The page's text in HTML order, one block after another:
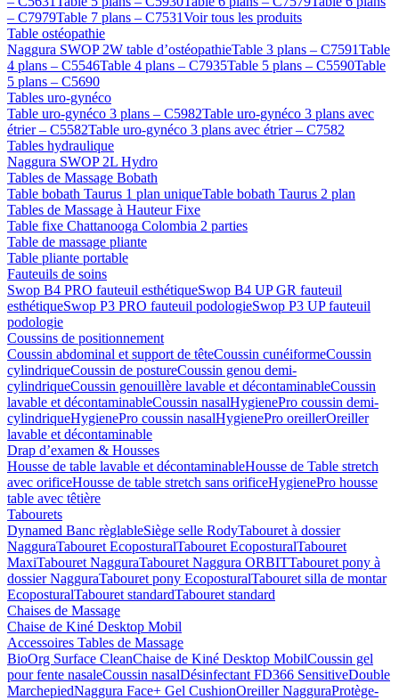
– C7979Table 7 plans – C7531Voir tous les produits
Table ostéopathie
Naggura SWOP 2W table d’ostéopathieTable 3 plans – C7591Table
4 plans – C5546Table 4 plans – C7935Table 5 plans – C5590Table
5 plans – C5690
Tables uro-gynéco
Table uro-gynéco 3 plans – C5982Table uro-gynéco 3 plans avec
étrier – C5582Table uro-gynéco 3 plans avec étrier – C7582
Tables hydraulique
Naggura SWOP 2L Hydro
Tables de Massage Bobath
Table bobath Taurus 1 plan uniqueTable bobath Taurus 2 plan
Tables de Massage à Hauteur Fixe
Table fixe Chattanooga Colombia 2 parties
Table de massage pliante
Table pliante portable
Fauteuils de soins
Swop B4 PRO fauteuil esthétiqueSwop B4 UP GR fauteuil
esthétiqueSwop P3 PRO fauteuil podologieSwop P3 UP fauteuil
podologie
Coussins de positionnement
Coussin abdominal et support de têteCoussin cunéiformeCoussin
cylindriqueCoussin de postureCoussin genou demi-
cylindriqueCoussin genouillère lavable et décontaminableCoussin
lavable et décontaminableCoussin nasalHygienePro coussin demi-
cylindriqueHygienePro coussin nasalHygienePro oreillerOreiller
lavable et décontaminable
Drap d’examen & Housses
Housse de table lavable et décontaminableHousse de Table stretch
avec orificeHousse de table stretch sans orificeHygienePro housse
table avec têtière
Tabourets
Dynamed Banc règlableSiège selle RodyTabouret à dossier
NagguraTabouret EcoposturalTabouret EcoposturalTabouret
MaxiTabouret NagguraTabouret Naggura ORBITTabouret pony à
dossier NagguraTabouret pony EcoposturalTabouret silla de montar
EcoposturalTabouret standardTabouret standard
Chaises de Massage
Chaise de Kiné Desktop Mobil
Accessoires Tables de Massage
BioOrg Surface CleanChaise de Kiné Desktop MobilCoussin gel
pour fente nasaleCoussin nasalDésinfectant FD366 SensitiveDouble
MarchepiedNaggura Face+ Gel CushionOreiller NagguraProtège-